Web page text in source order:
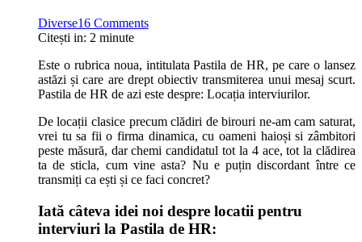
Diverse16 Comments
Citești in: 2 minute
Este o rubrica noua, intitulata Pastila de HR, pe care o lansez
astăzi și care are drept obiectiv transmiterea unui mesaj scurt.
Pastila de HR de azi este despre: Locația interviurilor.
De locații clasice precum clădiri de birouri ne-am cam saturat,
vrei tu sa fii o firma dinamica, cu oameni haioși si zâmbitori
peste măsură, dar chemi candidatul tot la 4 ace, tot la clădirea
ta de sticla, cum vine asta? Nu e puțin discordant între ce
transmiți ca ești și ce faci concret?
Iată câteva idei noi despre locatii pentru
interviuri la Pastila de HR: